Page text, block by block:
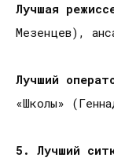
Лучшая
Мезенцев),
Лучший
«Школы»
5. Лучший